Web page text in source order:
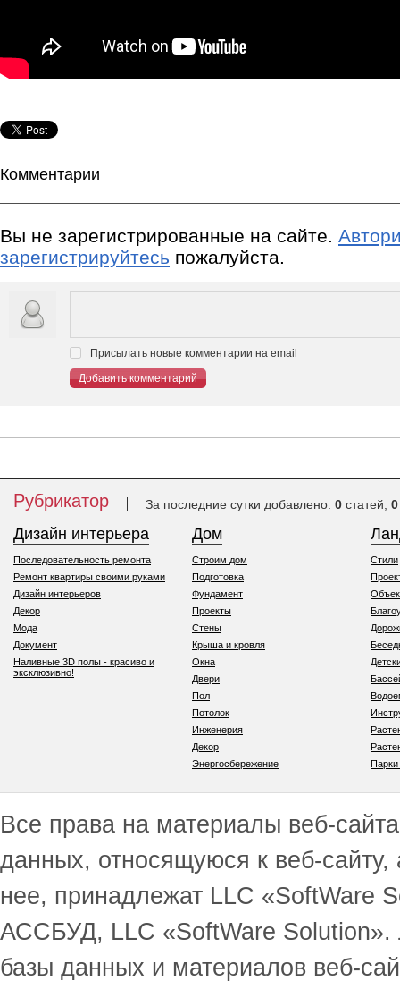
Комментарии
Вы не зарегистрированные на сайте.
зарегистрируйтесь пожалуйста.
Присылать новые комментарии на email
Добавить комментарий
Рубрикатор За последние сутки добавлено: 0 статей, 0
Дизайн интерьера
Последовательность ремонта
Ремонт квартиры своими руками
Дизайн интерьеров
Декор
Мода
Документ
Наливные 3D полы - красиво и
эксклюзивно!
Дом
Строим дом
Подготовка
Фундамент
Проекты
Стены
Крыша и кровля
Окна
Двери
Пол
Потолок
Инженерия
Декор
Энергосбережение
Стили
Все права на материалы веб-
данных, относящуюся к веб-
нее, принадлежат LLC
АССБУД, LLC «SoftWare Solution».
базы данных и материалов веб-